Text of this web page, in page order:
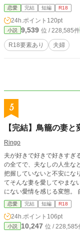
回も言われたが難題すぎる。 ママとパパ頑張ります！ ずっとやってるだけで
す。 直接的な言葉ばかり出てきます
投稿、完結してます。
恋愛 完結 短編 R18
24h.ポイント 120pt
小説 9,539 位 / 228,585件
R18要素あり 夫婦
5
【完結】鳥籠の妻
Ringo
夫が好きで好きで好きすぎる妻。 生まれた時から傍にいた夫が妻
の全てで、夫なしの人生など考えただ
把握していないと不安になり
てそんな妻を愛してやまない夫。 束縛されること、嫉妬されるこ
にない愛情を感じる変態。 自身も嫉妬深く、妻を家に閉じ込め家族以外との接
触や交流を遮断。 時に激しい妄想に駆られて俺様キャラが降臨し、妻を言葉と
行為で追い込む鬼畜でもある。 そんなメンヘラ妻と変態鬼畜紳士夫が
日常をご覧あれ。 ୨୧┈┈┈┈┈┈┈┈┈┈┈┈୨୧ ※現代もの ※R18内容濃いめ
(作者調べ) ※ガッツリ行為
恋愛 完結 短編 R18
24h.ポイント 106pt
小説 10,247 位 / 228,585